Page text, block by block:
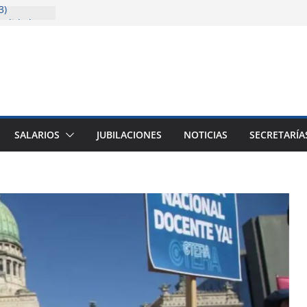
(junio a
SALARIOS JUBILACIONES NOTICIAS